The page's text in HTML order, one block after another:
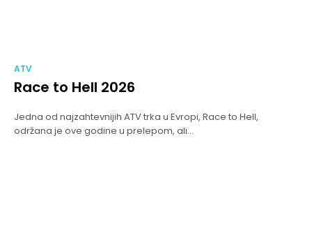
ATV
Race to Hell 2026
Jedna od najzahtevnijih ATV trka u Evropi, Race to Hell,
održana je ove godine u prelepom, ali...